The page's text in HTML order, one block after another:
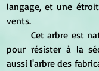
langage, et une
vents.
	Cet arbre est naturellement équipé
pour résister à la
aussi l'arbre des